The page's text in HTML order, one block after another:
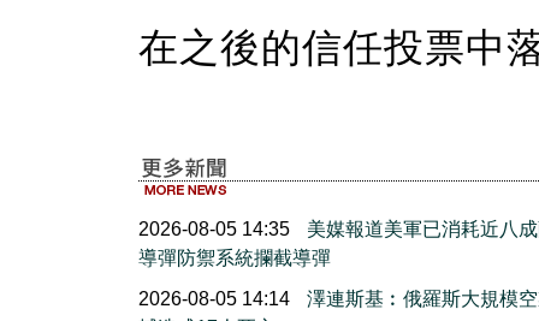
在之後的信任投票中
2026-08-05 14:35
美媒報道美軍已消耗近八
導彈防禦系統攔截導彈
2026-08-05 14:14
澤連斯基︰俄羅斯大規模